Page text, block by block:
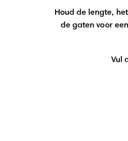
Houd de lengte,
de gaten voor
Vul